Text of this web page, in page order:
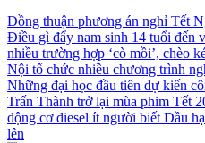
Đồng thuận phương án nghỉ Tết
Điều gì đẩy nam sinh 14 tuổi đến
nhiều trường hợp ‘cò mồi’, chèo
Nội tổ chức nhiều chương trình
Những đại học đầu tiên dự kiến
Trấn Thành trở lại mùa phim Tết
động cơ diesel ít người biếtDầu
lên